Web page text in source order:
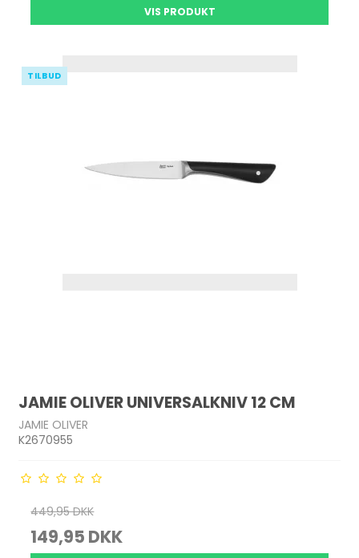
VIS PRODUKT
TILBUD
JAMIE OLIVER UNIVERSALKNIV 12 CM
JAMIE OLIVER
K2670955
449,95 DKK
149,95 DKK